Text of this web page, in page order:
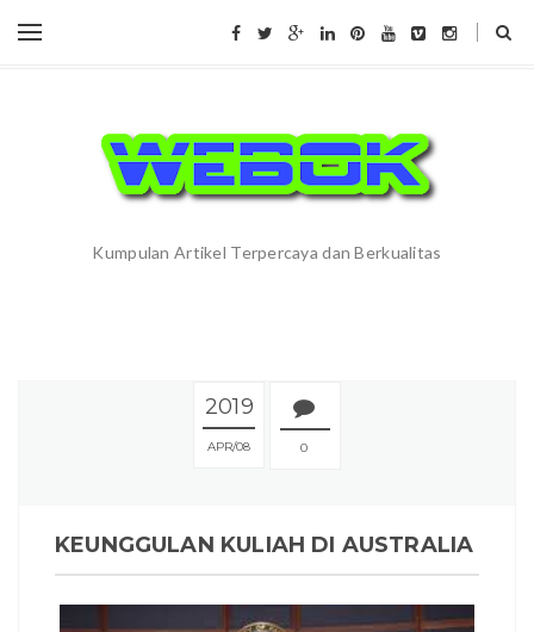
Kumpulan Artikel Terpercaya dan Berkualitas
2019
APR 08 0
KEUNGGULAN KULIAH DI AUSTRALIA